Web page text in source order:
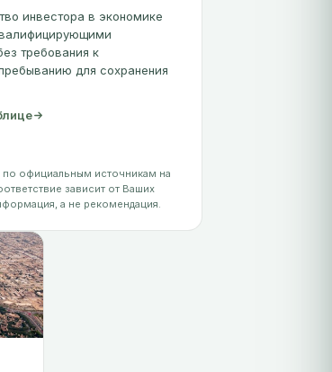
инвестора в экономике
требования к
для сохранения
официальным источникам на
зависит от Ваших
а не рекомендация.